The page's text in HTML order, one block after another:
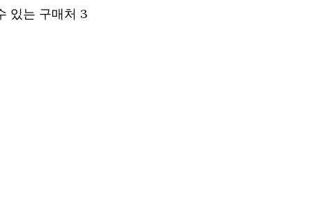
있는 구매처 3